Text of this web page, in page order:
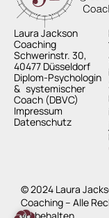
Laura Jackson
Coaching
Schwerinstr. 30,
40477 Düsseldorf
Diplom-Psychologin
& systemischer
Coach (DBVC)
Impressum
Datenschutz
© 2024 Laura
Coaching – Alle